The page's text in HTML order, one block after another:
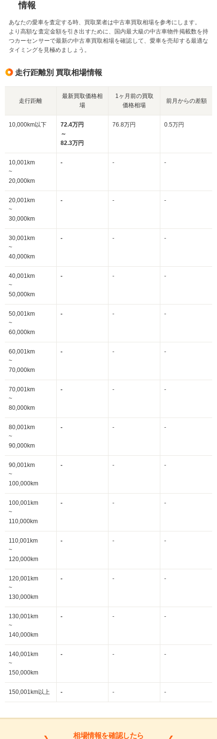
情報
あなたの愛車を査定する時、買取業者は中古車買取相場を参考にします。
より高額な査定金額を引き出すために、国内最大級の中古車物件掲載数を持
つカーセンサーで最新の中古車買取相場を確認して、愛車を売却する最適な
タイミングを見極めましょう。
走行距離別 買取相場情報
走行距離
最新買取価格相
場
1ヶ月前の買取
価格相場
前月からの差額
10,000km以下
72.4万円
～
82.3万円
76.8万円 0.5万円
10,001km
~
20,000km
- - -
20,001km
~
30,000km
- - -
30,001km
~
40,000km
- - -
40,001km
~
50,000km
- - -
50,001km
~
60,000km
- - -
60,001km
~
70,000km
- - -
70,001km
~
80,000km
- - -
80,001km
~
90,000km
- - -
90,001km
~
100,000km
- - -
100,001km
~
110,000km
- - -
110,001km
~
120,000km
- - -
120,001km
~
130,000km
- - -
130,001km
~
140,000km
- - -
140,001km
~
150,000km
- - -
150,001km以上 - - -
相場情報を確認したら